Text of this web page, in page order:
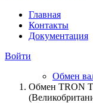
Главная
Контакты
Документация
Войти
Обмен
Обмен TRON